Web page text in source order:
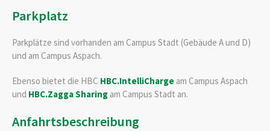
Parkplatz
Parkplätze sind vorhanden am Campus Stadt (Gebäude A und D)
und am Campus Aspach.
Ebenso bietet die HBC HBC.IntelliCharge am Campus Aspach
und HBC.Zagga Sharing am Campus Stadt an.
Anfahrtsbeschreibung